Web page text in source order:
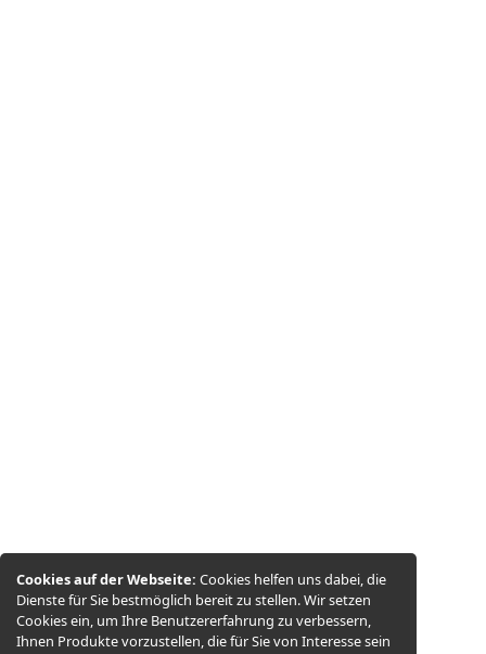
Cookies auf der Webseite:Cookies helfen uns dabei, die
Dienste für Sie bestmöglich bereit zu stellen. Wir setzen
Cookies ein, um Ihre Benutzererfahrung zu verbessern,
Ihnen Produkte vorzustellen, die für Sie von Interesse sein